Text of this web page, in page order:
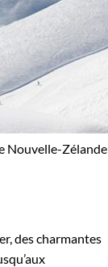
des charmantes